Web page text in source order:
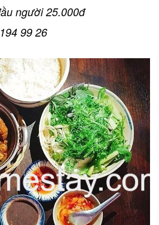
người 25.000đ
99 26